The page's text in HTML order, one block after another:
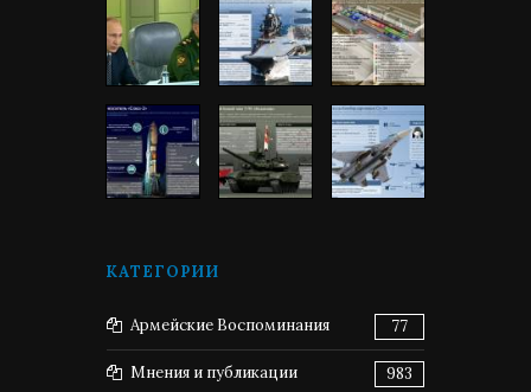
КАТЕГОРИИ
Армейские Воспоминания 77
Мнения и публикации 983